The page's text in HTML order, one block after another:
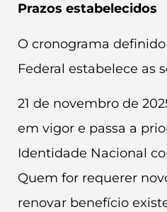
Prazos estabelecidos
O cronograma
Federal estabelece as
21 de novembro de
em vigor e passa a
Identidade Nacional
Quem for requerer
renovar benefício